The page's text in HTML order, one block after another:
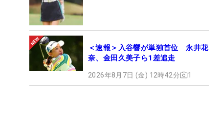
＜速報＞入谷響が単独首位 永井花
奈、金田久美子ら1差追走
2026年8月7日 (金) 12時42分 1